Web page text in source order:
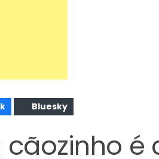
Bluesky
cãozinho